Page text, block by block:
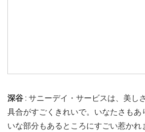
深谷: サニーデイ・サービスは、美し
具合がすごくきれいで。いなたさもあ
いな部分もあるところにすごい惹か